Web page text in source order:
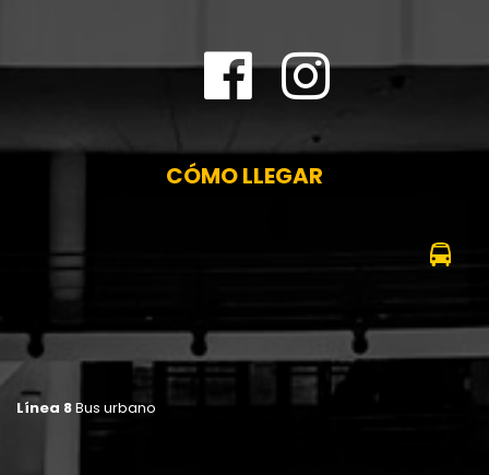
CÓMO LLEGAR
Línea 8Bus urbano